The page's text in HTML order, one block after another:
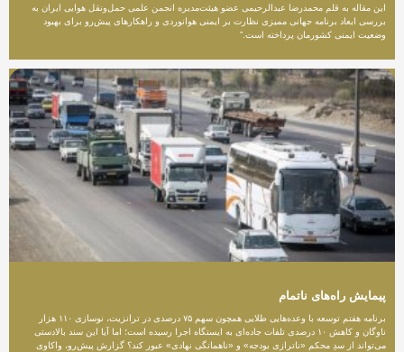
این مقاله به قلم محمدرضا عبدالرحیمی عضو هیئت‌مدیره انجمن علمی حمل‌ونقل هوایی ایران به
بررسی ابعاد برنامه جهانی ممیزی نظارت بر ایمنی هوانوردی و راهکارهای پیش‌رو برای بهبود
وضعیت ایمنی کشورمان پرداخته است.”
پیمایش راه‌های ناتمام
برنامه هفتم توسعه با وعده‌هایی طلایی همچون سهم ۷۵ درصدی در ترانزیت، نوسازی ۱۱۰ هزار
ناوگان و کاهش ۱۰ درصدی تلفات جاده‌ای به ایستگاه اجرا رسیده است؛ اما آیا این سند بالادستی
می‌تواند از سدِ محکم «ناترازی بودجه» و «ناهمانگی نهادی» عبور کند؟ گزارش پیش‌رو، واکاوی